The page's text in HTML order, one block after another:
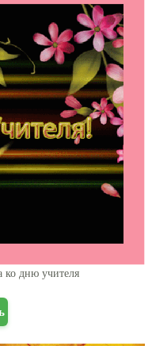
ко дню учителя